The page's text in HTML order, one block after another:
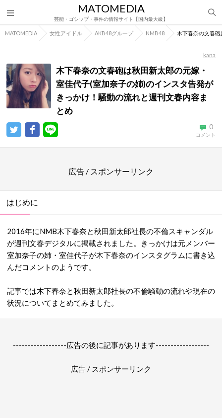
MATOMEDIA
芸能・ゴシップ・事件の情報サイト【国内最大級】
MATOMEDIA 女性アイドル AKB48グループ NMB48 木下春奈の文春
kana
木下春奈の文春砲は秋田新太郎の元嫁・
室佳代子(室加奈子の姉)のインスタ告発が
きっかけ！騒動の流れと週刊文春内容ま
とめ
0
コメント
広告 / スポンサーリンク
はじめに
2016年にNMB木下春奈と秋田新太郎社長の不倫スキャンダル
が週刊文春デジタルに掲載されました。きっかけは元メンバー
室加奈子の姉・室佳代子が木下春奈のインスタグラムに書き込
んだコメントのようです。
記事では木下春奈と秋田新太郎社長の不倫騒動の流れや現在の
状況についてまとめてみました。
------------------広告の後に記事があります------------------
広告 / スポンサーリンク